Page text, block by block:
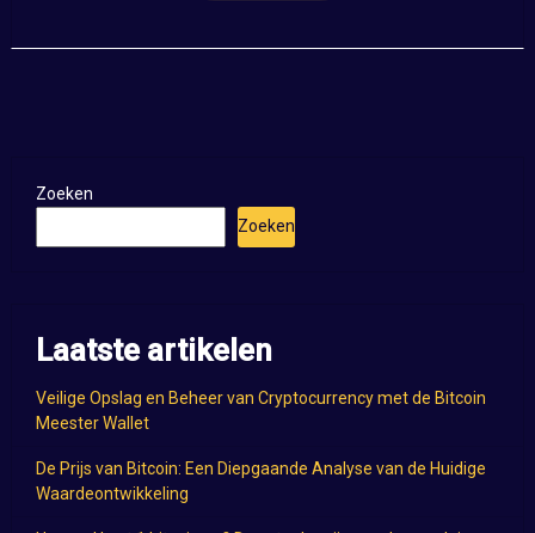
Zoeken
Zoeken
Laatste artikelen
Veilige Opslag en Beheer van Cryptocurrency met de Bitcoin
Meester Wallet
De Prijs van Bitcoin: Een Diepgaande Analyse van de Huidige
Waardeontwikkeling